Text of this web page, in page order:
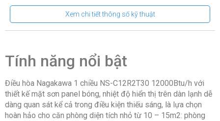
Nguồn
V/P/Hz
Hiệu suất
năng lượng
CSPF
3.15
Xem chi tiết thông số kỹ thuật
Tính năng nổi bật
Điều hòa Nagakawa 1 chiều NS-C12R2T30 12000Btu/h với
thiết kế mặt sơn panel bóng, nhiệt độ hiển thị trên dàn lạnh dễ
dàng quan sát kể cả trong điều kiện thiếu sáng, là lựa chọn
hoàn hảo cho căn phòng diện tích nhỏ từ 10 – 15m2: phòng